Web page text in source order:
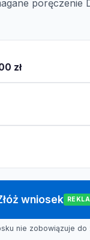
poręczenie
zł
wniosek
nie zobowiązuje do